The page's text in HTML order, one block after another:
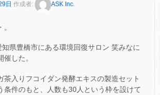
日 作成者: ASK Inc.
県豊橋市にある環境回復サロン 笑みなに
した。
茶入りフコイダン発酵エキスの製造セット
条件のもと、人数も30人という枠を設けて